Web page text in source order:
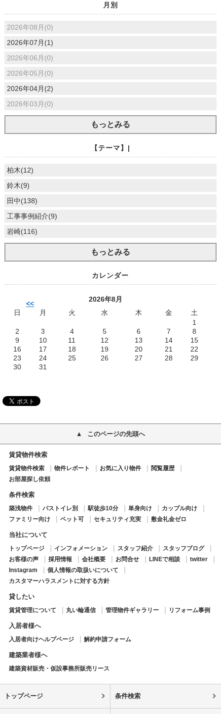
月別
2026年08月(0)
2026年07月(1)
2026年06月(0)
2026年05月(0)
2026年04月(2)
2026年03月(0)
もっとみる
【テーマ】|
柏木(12)
鈴木(9)
田中(138)
工事事例紹介(9)
岩崎(116)
もっとみる
カレンダー
<<
2026年8月
日
月 火 水 木 金
土
1
2
3 4 5 6 7
8
9
10 11 12 13 14
15
16
17 18 19 20 21
22
23
24 25 26 27 28
29
30
31
このページの先頭へ
賃貸物件検索
賃貸物件検索 物件レポート お気に入り物件
閲覧履歴
お部屋探し依頼
条件検索
築浅物件 バストイレ別 駅徒歩10分 単身向け
カップル向け
ファミリー向け
ペット可 セキュリティ充実 敷金礼金ゼロ
当社について
トップページ インフォメーション スタッフ紹介
スタッフブログ
お客様の声
採用情報 会社概要 お問合せ LINEで相談
twitter
Instagram
個人情報の取扱いについて
カスタマーハラスメントに対する方針
貸したい
賃貸管理について 丸い輪通信 管理物件ギャラリー リフォーム事例
入居者様へ
入居者向けヘルプページ 解約申請フォーム
建築業者様へ
建築資材販売・仮設事務所販売リース
トップページ 条件検索